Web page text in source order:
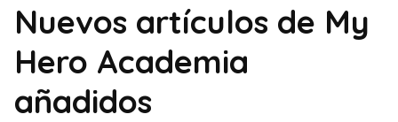
Nuevos artículos de My
Hero Academia
añadidos